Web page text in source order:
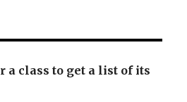
a class to get a list of its